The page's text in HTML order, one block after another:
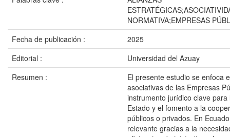
NORMATIVA;EMPRESAS
Fecha de publicación :
2025
Editorial :
Universidad del Azuay
Resumen :
El presente estudio se enfoca
asociativas de las Empresas
instrumento jurídico clave
Estado y el fomento a la
públicos o privados. En
relevante gracias a la